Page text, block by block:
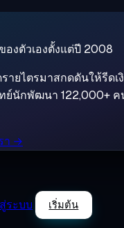
องตัวเองตั้งแต่ปี 2008
ายไตรมาสกดดันให้รีดเ
ย์นักพัฒนา 122,000+
า →
ระบบ เริ่มต้น